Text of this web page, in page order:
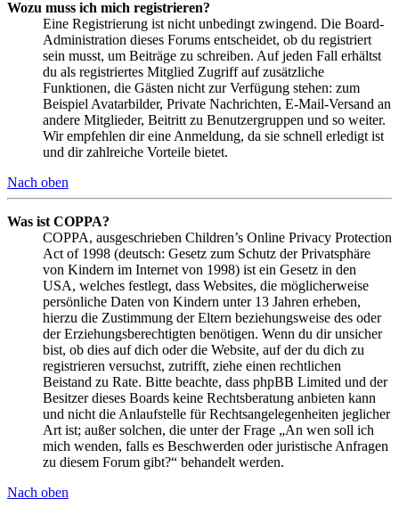
Wozu muss ich mich registrieren?
Eine Registrierung ist nicht unbedingt zwingend. Die Board-
Administration dieses Forums entscheidet, ob du registriert
sein musst, um Beiträge zu schreiben. Auf jeden Fall erhältst
du als registriertes Mitglied Zugriff auf zusätzliche
Funktionen, die Gästen nicht zur Verfügung stehen: zum
Beispiel Avatarbilder, Private Nachrichten, E-Mail-Versand an
andere Mitglieder, Beitritt zu Benutzergruppen und so weiter.
Wir empfehlen dir eine Anmeldung, da sie schnell erledigt ist
und dir zahlreiche Vorteile bietet.
Nach oben
Was ist COPPA?
COPPA, ausgeschrieben Children’s Online Privacy Protection
Act of 1998 (deutsch: Gesetz zum Schutz der Privatsphäre
von Kindern im Internet von 1998) ist ein Gesetz in den
USA, welches festlegt, dass Websites, die möglicherweise
persönliche Daten von Kindern unter 13 Jahren erheben,
hierzu die Zustimmung der Eltern beziehungsweise des oder
der Erziehungsberechtigten benötigen. Wenn du dir unsicher
bist, ob dies auf dich oder die Website, auf der du dich zu
registrieren versuchst, zutrifft, ziehe einen rechtlichen
Beistand zu Rate. Bitte beachte, dass phpBB Limited und der
Besitzer dieses Boards keine Rechtsberatung anbieten kann
und nicht die Anlaufstelle für Rechtsangelegenheiten jeglicher
Art ist; außer solchen, die unter der Frage „An wen soll ich
mich wenden, falls es Beschwerden oder juristische Anfragen
zu diesem Forum gibt?“ behandelt werden.
Nach oben